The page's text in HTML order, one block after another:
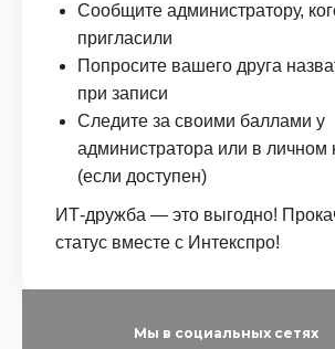
Сообщите администратору,
пригласили
Попросите вашего друга
при записи
Следите за своими баллами у
администратора или в личном
(если доступен)
ИТ-дружба — это выгодно!
статус вместе с Интекспро!
Мы в социальных сетях